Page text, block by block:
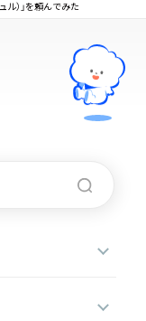
）」を頼んでみた